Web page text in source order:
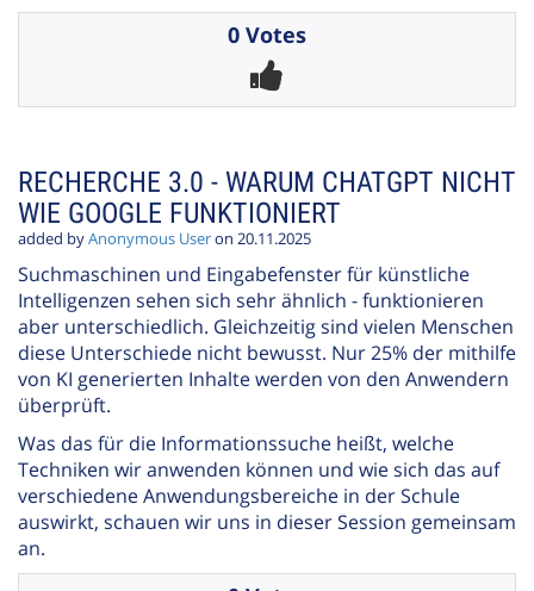
0 Votes
RECHERCHE 3.0 - WARUM CHATGPT NICHT
WIE GOOGLE FUNKTIONIERT
added byAnonymous Useron 20.11.2025
Suchmaschinen und Eingabefenster für künstliche
Intelligenzen sehen sich sehr ähnlich - funktionieren
aber unterschiedlich. Gleichzeitig sind vielen Menschen
diese Unterschiede nicht bewusst. Nur 25% der mithilfe
von KI generierten Inhalte werden von den Anwendern
überprüft.
Was das für die Informationssuche heißt, welche
Techniken wir anwenden können und wie sich das auf
verschiedene Anwendungsbereiche in der Schule
auswirkt, schauen wir uns in dieser Session gemeinsam
an.